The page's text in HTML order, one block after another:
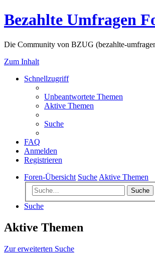
Bezahlte Umfragen
Die Community von BZUG (bezahlte-
Zum Inhalt
Schnellzugriff
Unbeantwortete Themen
Aktive Themen
Suche
FAQ
Anmelden
Registrieren
Foren-Übersicht Suche Aktive Themen
Suche
Suche
Aktive Themen
Zur erweiterten Suche